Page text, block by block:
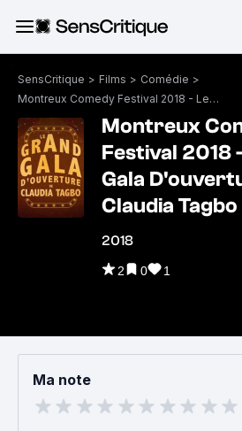
SensCritique > Films > Comédie >
Montreux Comedy Festival 2018 - Le Grand Gala D'ouverture De Claudia Tagbo
Montreux
Festival 2018
Gala
Claudia Tagbo
2018
2 0 1
Ma note